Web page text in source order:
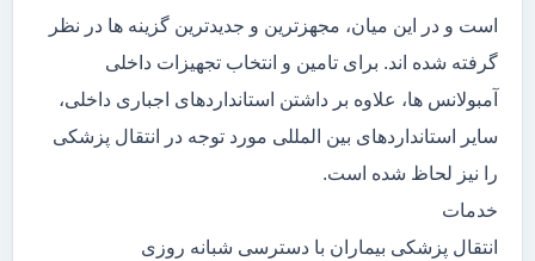
است و در این میان، مجهزترین و جدیدترین گزینه ها در نظر
گرفته شده اند. برای تامین و انتخاب تجهیزات داخلی
آمبولانس ها، علاوه بر داشتن استانداردهای اجباری داخلی،
سایر استانداردهای بین المللی مورد توجه در انتقال پزشکی
را نیز لحاظ شده است.
خدمات
انتقال پزشکی بیماران با دسترسی شبانه روزی